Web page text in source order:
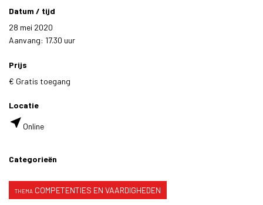
Datum / tijd
28 mei 2020
Aanvang: 17.30 uur
Prijs
€ Gratis toegang
Locatie
near_me Online
Categorieën
COMPETENTIES EN VAARDIGHEDEN